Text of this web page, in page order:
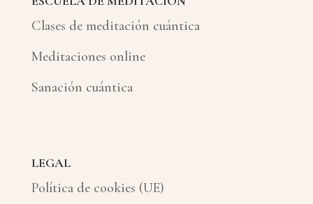
Clases de meditación cuántica
Meditaciones online
Sanación cuántica
LEGAL
Política de cookies (UE)